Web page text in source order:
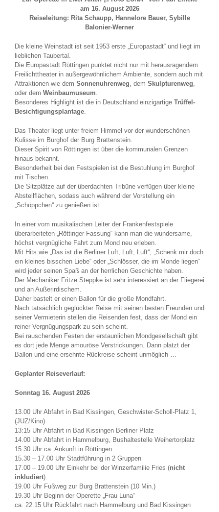
am 16. August 2026
Reiseleitung: Rita Schaupp, Hannelore Bauer, Sybille
Balonier-Werner
Die kleine Weinstadt ist seit 1953 erste „Europastadt“ und liegt im
lieblichen Taubertal.
Die Europastadt Röttingen punktet nicht nur mit herausragendem
Freilichttheater in außergewöhnlichem Ambiente, sondern auch mit
Attraktionen wie dem Sonnenuhrenweg, dem Skulpturenweg,
oder dem Weinbaumuseum.
Besonderes Highlight ist die in Deutschland einzigartige Trüffel-
Besichtigungsplantage.
Das Theater liegt unter freiem Himmel vor der wunderschönen
Kulisse im Burghof der Burg Brattenstein.
Dieser Spirit von Röttingen ist über die kommunalen Grenzen
hinaus bekannt.
Besonderheit bei den Festspielen ist die Bestuhlung im Burghof
mit Tischen.
Die Sitzplätze auf der überdachten Tribüne verfügen über kleine
Abstellflächen, sodass auch während der Vorstellung ein
„Schöppchen“ zu genießen ist.
In einer vom musikalischen Leiter der Frankenfestspiele
überarbeiteten „Röttinger Fassung“ kann man die wundersame,
höchst vergnügliche Fahrt zum Mond neu erleben.
Mit Hits wie „Das ist die Berliner Luft, Luft, Luft“, „Schenk mir doch
ein kleines bisschen Liebe“ oder „Schlösser, die im Monde liegen“
wird jeder seinen Spaß an der herrlichen Geschichte haben.
Der Mechaniker Fritze Steppke ist sehr interessiert an der Fliegerei
und an Außerirdischem.
Daher bastelt er einen Ballon für die große Mondfahrt.
Nach tatsächlich geglückter Reise mit seinen besten Freunden und
seiner Vermieterin stellen die Reisenden fest, dass der Mond ein
reiner Vergnügungspark zu sein scheint.
Bei rauschenden Festen der erstaunlichen Mondgesellschaft gibt
es dort jede Menge amouröse Verstrickungen. Dann platzt der
Ballon und eine ersehnte Rückreise scheint unmöglich …
Geplanter Reiseverlauf:
Sonntag 16. August 2026
13.00 Uhr Abfahrt in Bad Kissingen, Geschwister-Scholl-Platz 1,
(JUZ/Kino)
13:15 Uhr Abfahrt in Bad Kissingen Berliner Platz
14.00 Uhr Abfahrt in Hammelburg, Bushaltestelle Weihertorplatz
15.30 Uhr ca. Ankunft in Röttingen
15.30 – 17.00 Uhr Stadtführung in 2 Gruppen
17.00 – 19.00 Uhr Einkehr bei der Winzerfamilie Fries (nicht
inkludiert)
19.00 Uhr Fußweg zur Burg Brattenstein (10 Min.)
19.30 Uhr Beginn der Operette „Frau Luna“
ca. 22.15 Uhr Rückfahrt nach Hammelburg und Bad Kissingen